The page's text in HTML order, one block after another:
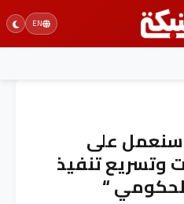
EN
سنعمل على
وتسريع تنفيذ
“